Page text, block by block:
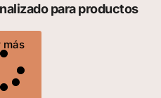
para productos
más